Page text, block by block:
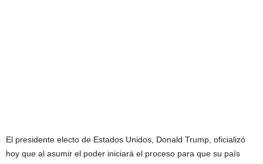
El presidente electo de Estados Unidos, Donald Trump, oficializó
hoy que al asumir el poder iniciará el proceso para que su país